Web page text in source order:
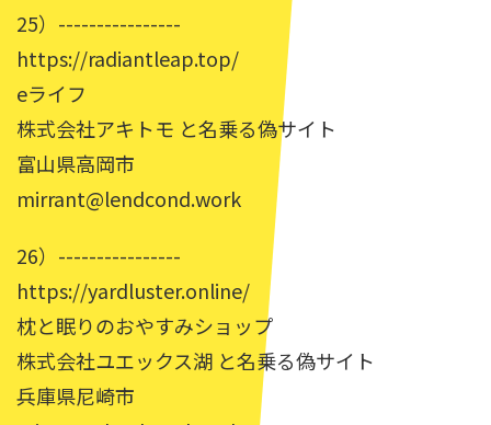
25）----------------
https://radiantleap.top/
eライフ
株式会社アキトモ と名乗る偽サイト
富山県高岡市
mirrant@lendcond.work
26）----------------
https://yardluster.online/
枕と眠りのおやすみショップ
株式会社ユエックス湖 と名乗る偽サイト
兵庫県尼崎市